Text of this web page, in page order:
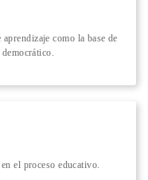
aprendizaje como la base de
en el proceso educativo.